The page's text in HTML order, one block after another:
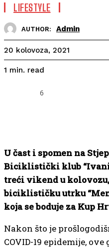
LIFESTYLE
AUTHOR: Admin
20 kolovoza, 2021
1 min. read
6
U čast i spomen na
Biciklistički klub
treći vikend u
biciklističku utrku
koja se boduje za Kup
Nakon što je
COVID-19 epidemije,